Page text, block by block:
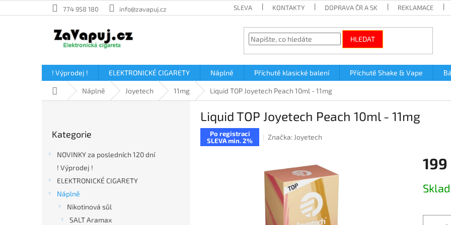
na
774 958 180 info@zavapuj.cz SLEVA KONTAKTY DOPRAVA ČR A SK REKLAMACE
HLEDAT
! Výprodej ! ELEKTRONICKÉ CIGARETY Náplně Příchutě klasické balení Příchutě Shake & Vape
Domů Náplně Joyetech 11mg Liquid TOP Joyetech Peach 10ml - 11mg
kategorie
Kategorie
NOVINKY za posledních 120 dní
! Výprodej !
ELEKTRONICKÉ CIGARETY
Náplně
Nikotinová sůl
SALT Aramax
Liquid TOP Joyetech Peach 10ml - 11mg
Po registraci
SLEVA min. 2%
Značka: Joyetech
199
cena: